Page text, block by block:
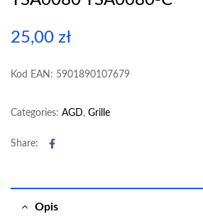
25,00 zł
Kod EAN: 5901890107679
Categories: AGD, Grille
Share: Facebook
Opis